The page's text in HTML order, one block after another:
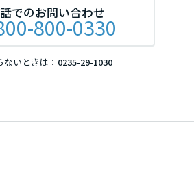
でのお問い合わせ
800-0330
ないときは： 0235-29-1030